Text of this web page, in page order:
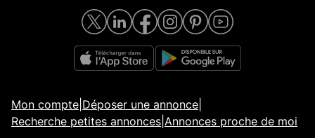
Mon compte Déposer une annonce
Recherche petites annonces Annonces proche de moi